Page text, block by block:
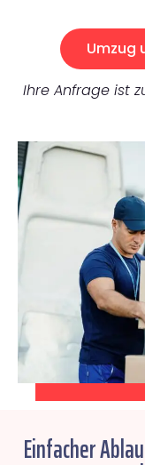
Umzug
Ihre Anfrage ist
Einfacher